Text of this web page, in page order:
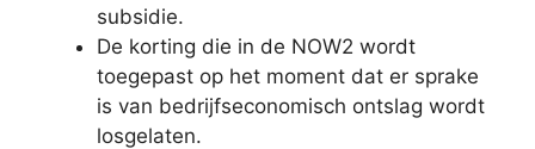
subsidie.
De korting die in de NOW2 wordt
toegepast op het moment dat er sprake
is van bedrijfseconomisch ontslag wordt
losgelaten.